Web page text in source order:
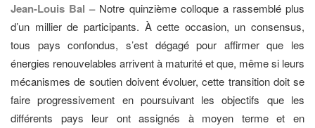
Jean-Louis Bal – Notre quinzième colloque a rassemblé plus
d’un millier de participants. À cette occasion, un consensus,
tous pays confondus, s’est dégagé pour affirmer que les
énergies renouvelables arrivent à maturité et que, même si leurs
mécanismes de soutien doivent évoluer, cette transition doit se
faire progressivement en poursuivant les objectifs que les
différents pays leur ont assignés à moyen terme et en